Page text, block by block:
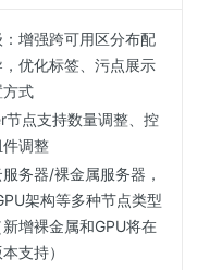
：增强跨可用区分布配
优化标签、污点展示
式
节点支持数量调整、控
调整
务器/裸金属服务器，
架构等多种节点类型
增裸金属和GPU将在
支持）